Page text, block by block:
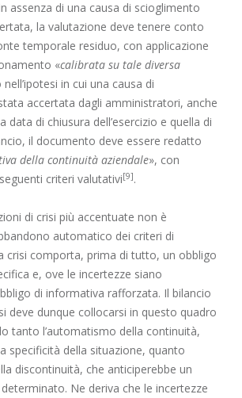
assenza di una causa di scioglimento
la valutazione deve tenere conto
temporale residuo, con applicazione
«calibrata su tale diversa
nell’ipotesi in cui una causa di
accertata dagli amministratori, anche
data di chiusura dell’esercizio e quella di
il documento deve essere redatto
della continuità aziendale», con
criteri valutativi[9].
di crisi più accentuate non è
automatico dei criteri di
crisi comporta, prima di tutto, un obbligo
e, ove le incertezze siano
di informativa rafforzata. Il bilancio
deve dunque collocarsi in questo quadro
tanto l’automatismo della continuità,
specificità della situazione, quanto
discontinuità, che anticiperebbe un
Ne deriva che le incertezze